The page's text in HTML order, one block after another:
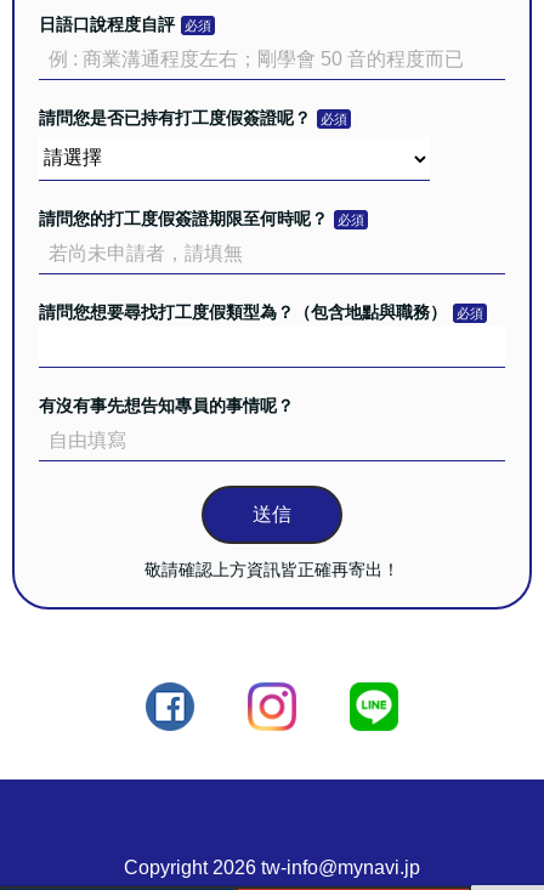
日語口說程度自評
請問您是否已持有打工度假簽證呢？
請問您的打工度假簽證期限至何時呢？
請問您想要尋找打工度假類型為？（包含地點與職務）
有沒有事先想告知專員的事情呢？
送信
敬請確認上方資訊皆正確再寄出！
Copyright 2026 tw-info@mynavi.jp